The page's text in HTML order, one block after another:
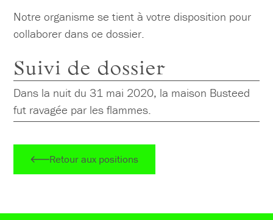
Notre organisme se tient à votre disposition pour
collaborer dans ce dossier.
Suivi de dossier
Dans la nuit du 31 mai 2020, la maison Busteed
fut ravagée par les flammes.
Retour aux positions